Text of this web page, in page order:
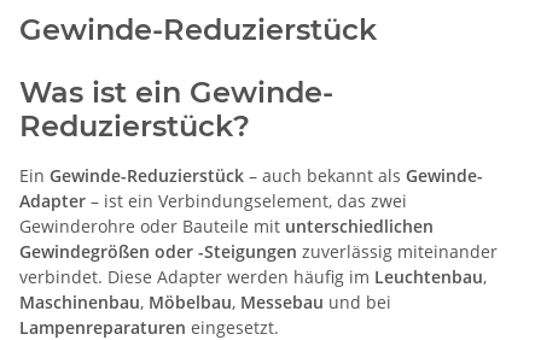
Gewinde-Reduzierstück
Was ist ein Gewinde-
Reduzierstück?
Ein Gewinde-Reduzierstück – auch bekannt als Gewinde-
Adapter – ist ein Verbindungselement, das zwei
Gewinderohre oder Bauteile mit unterschiedlichen
Gewindegrößen oder -Steigungen zuverlässig miteinander
verbindet. Diese Adapter werden häufig im Leuchtenbau,
Maschinenbau, Möbelbau, Messebau und bei
Lampenreparaturen eingesetzt.